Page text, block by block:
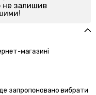
не залишив
магазині
запропоновано вибрати